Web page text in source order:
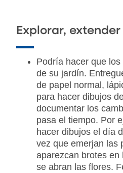
Explorar,
Podría hacer que
de su jardín.
de papel normal,
para hacer dibujos
documentar los
pasa el tiempo. Por
hacer dibujos el día
vez que emerjan las
aparezcan brotes en
se abran las flores.